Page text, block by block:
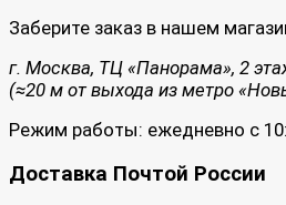
Заберите заказ в нашем
г. Москва, ТЦ «Панорама», 2
(≈20 м от выхода из метро
Режим работы: ежедневно с
Доставка Почтой России